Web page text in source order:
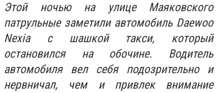
Этой ночью на улице Маяковского
патрульные заметили автомобиль Daewoo
Nexia с шашкой такси, который
остановился на обочине. Водитель
автомобиля вел себя подозрительно и
нервничал, чем и привлек внимание